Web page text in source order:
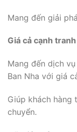
Mang đến giải
Giá cả cạnh tranh
Mang đến dịch
Ban Nha với giá
Giúp khách hàng
chuyển.